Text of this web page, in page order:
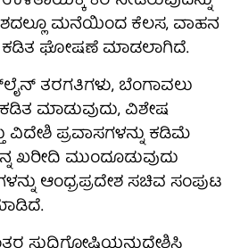
ಮನೆಯಿಂದ ಕೆಲಸ, ವಾಹನ
ಕಡಿತ ಘೋಷಣೆ ಮಾಡಲಾಗಿದೆ.
ತರಗತಿಗಳು, ಬೆಂಗಾವಲು
ಮಾಡುವುದು, ವಿಶೇಷ
ಪ್ರವಾಸಗಳನ್ನು ಕಡಿಮೆ
ಖರೀದಿ ಮುಂದೂಡುವುದು
ಆಂಧ್ರಪ್ರದೇಶ ಸಚಿವ ಸಂಪುಟ